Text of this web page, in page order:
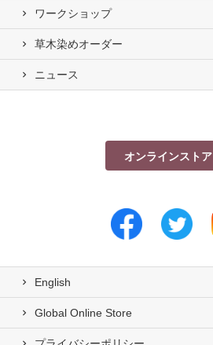
ワークショップ
草木染めオーダー
ニュース
オンラインストア
English
Global Online Store